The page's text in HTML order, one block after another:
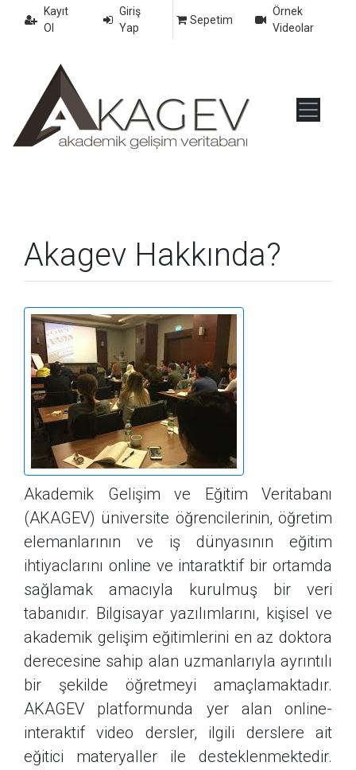
Kayıt
Ol
Giriş
Yap
Sepetim
Örnek
Videolar
Akagev Hakkında?
Akademik Gelişim ve Eğitim Veritabanı
(AKAGEV) üniversite öğrencilerinin, öğretim
elemanlarının ve iş dünyasının eğitim
ihtiyaclarını online ve intaratktif bir ortamda
sağlamak amacıyla kurulmuş bir veri
tabanıdır. Bilgisayar yazılımlarını, kişisel ve
akademik gelişim eğitimlerini en az doktora
derecesine sahip alan uzmanlarıyla ayrıntılı
bir şekilde öğretmeyi amaçlamaktadır.
AKAGEV platformunda yer alan online-
interaktif video dersler, ilgili derslere ait
eğitici materyaller ile desteklenmektedir.